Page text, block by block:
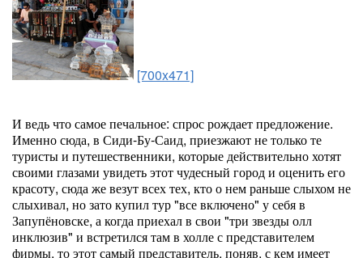
[700x471]
И ведь что самое печальное: спрос рождает предложение.
Именно сюда, в Сиди-Бу-Саид, приезжают не только те
туристы и путешественники, которые действительно хотят
своими глазами увидеть этот чудесный город и оценить его
красоту, сюда же везут всех тех, кто о нем раньше слыхом не
слыхивал, но зато купил тур "все включено" у себя в
Запупёновске, а когда приехал в свои "три звезды олл
инклюзив" и встретился там в холле с представителем
фирмы, то этот самый представитель, поняв, с кем имеет